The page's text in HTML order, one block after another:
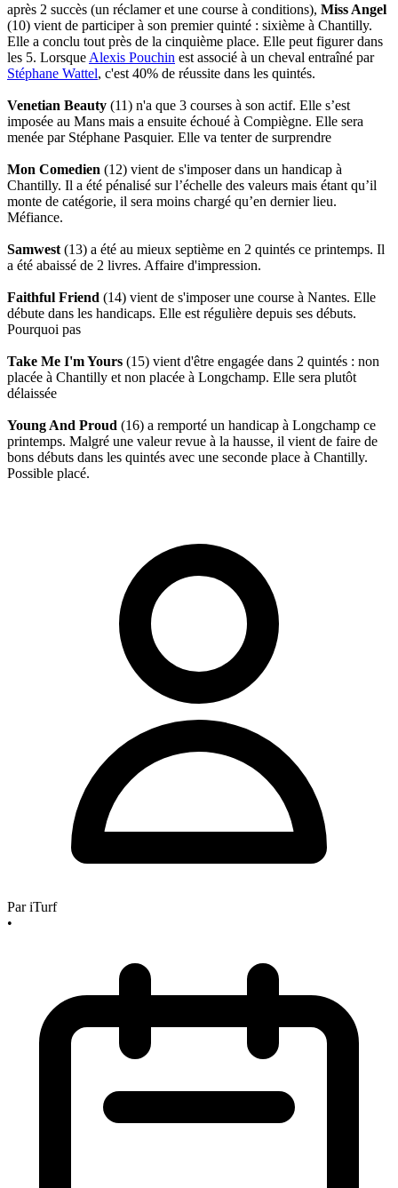
après 2 succès (un réclamer et une course à conditions), Miss Angel
(10) vient de participer à son premier quinté : sixième à Chantilly.
Elle a conclu tout près de la cinquième place. Elle peut figurer dans
les 5. Lorsque Alexis Pouchin est associé à un cheval entraîné par
Stéphane Wattel, c'est 40% de réussite dans les quintés.
Venetian Beauty (11) n'a que 3 courses à son actif. Elle s’est
imposée au Mans mais a ensuite échoué à Compiègne. Elle sera
menée par Stéphane Pasquier. Elle va tenter de surprendre
Mon Comedien (12) vient de s'imposer dans un handicap à
Chantilly. Il a été pénalisé sur l’échelle des valeurs mais étant qu’il
monte de catégorie, il sera moins chargé qu’en dernier lieu.
Méfiance.
Samwest (13) a été au mieux septième en 2 quintés ce printemps. Il
a été abaissé de 2 livres. Affaire d'impression.
Faithful Friend (14) vient de s'imposer une course à Nantes. Elle
débute dans les handicaps. Elle est régulière depuis ses débuts.
Pourquoi pas
Take Me I'm Yours (15) vient d'être engagée dans 2 quintés : non
placée à Chantilly et non placée à Longchamp. Elle sera plutôt
délaissée
Young And Proud (16) a remporté un handicap à Longchamp ce
printemps. Malgré une valeur revue à la hausse, il vient de faire de
bons débuts dans les quintés avec une seconde place à Chantilly.
Possible placé.
PariTurf
•